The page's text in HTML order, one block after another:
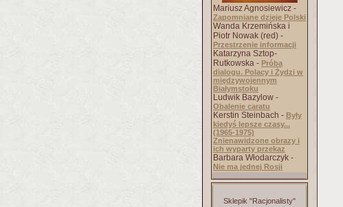
Mariusz Agnosiewicz -
Zapomniane dzieje Polski
Wanda Krzemińska i
Piotr Nowak (red) -
Przestrzenie informacji
Katarzyna Sztop-
Rutkowska - Próba
dialogu. Polacy i Żydzi w
międzywojennym
Białymstoku
Ludwik Bazylow -
Obalenie caratu
Kerstin Steinbach - Były
kiedyś lepsze czasy...
(1965-1975)
Znienawidzone obrazy i
ich wyparty przekaz
Barbara Włodarczyk -
Nie ma jednej Rosji
Sklepik "Racjonalisty"